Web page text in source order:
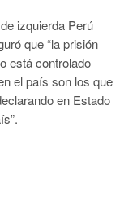
izquierda Perú
que “la prisión
está controlado
el país son los que
en Estado